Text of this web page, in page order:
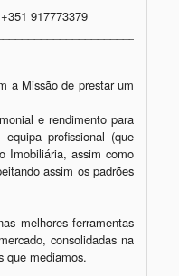
917773379
a Missão de prestar um
e rendimento para
profissional (que
Imobiliária, assim como
assim os padrões
melhores ferramentas
consolidadas na
que mediamos.